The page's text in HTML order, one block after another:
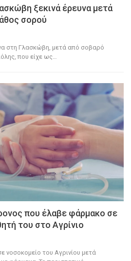
ξεκινά έρευνα μετά
σορού
στη Γλασκώβη, μετά από σοβαρό
που είχε ως…
που έλαβε φάρμακο σε
του στο Αγρίνιο
νοσοκομείο του Αγρινίου μετά